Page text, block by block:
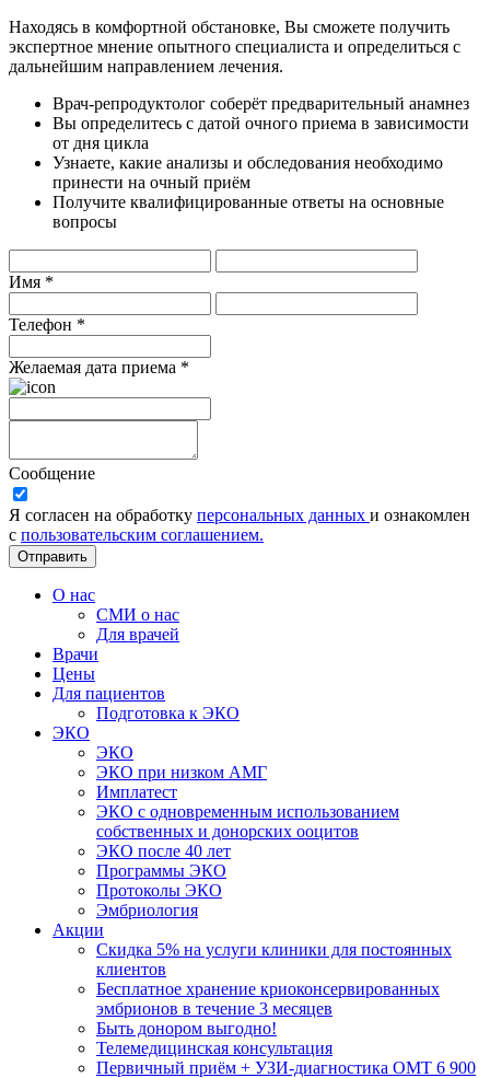
Находясь в комфортной обстановке, Вы сможете получить
экспертное мнение опытного специалиста и определиться с
дальнейшим направлением лечения.
Врач-репродуктолог соберёт предварительный анамнез
Вы определитесь с датой очного приема в зависимости
от дня цикла
Узнаете, какие анализы и обследования необходимо
принести на очный приём
Получите квалифицированные ответы на основные
вопросы
Имя *
Телефон *
Желаемая дата приема *
Сообщение
Я согласен на обработку персональных данных и ознакомлен
с пользовательским соглашением.
Отправить
О нас
СМИ о нас
Для врачей
Врачи
Цены
Для пациентов
Подготовка к ЭКО
ЭКО
ЭКО
ЭКО при низком АМГ
Имплатест
ЭКО с одновременным использованием
собственных и донорских ооцитов
ЭКО после 40 лет
Программы ЭКО
Протоколы ЭКО
Эмбриология
Акции
Скидка 5% на услуги клиники для постоянных
клиентов
Бесплатное хранение криоконсервированных
эмбрионов в течение 3 месяцев
Быть донором выгодно!
Телемедицинская консультация
Первичный приём + УЗИ-диагностика ОМТ 6 900